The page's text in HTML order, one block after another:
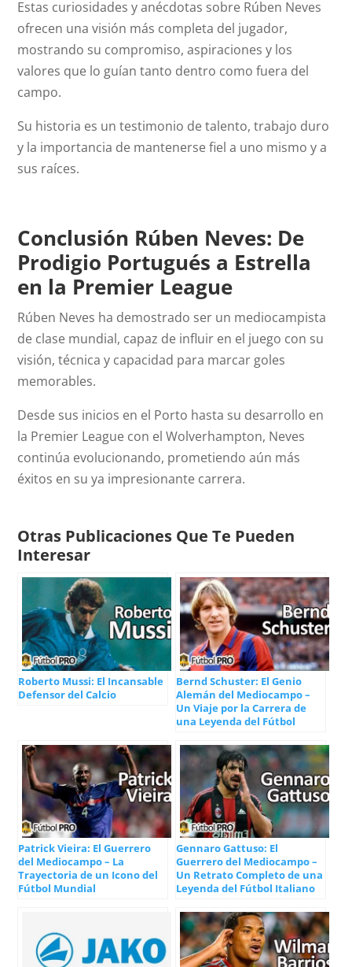
Estas curiosidades y anécdotas sobre Rúben Neves
ofrecen una visión más completa del jugador,
mostrando su compromiso, aspiraciones y los
valores que lo guían tanto dentro como fuera del
campo.
Su historia es un testimonio de talento, trabajo duro
y la importancia de mantenerse fiel a uno mismo y a
sus raíces.
Conclusión Rúben Neves: De
Prodigio Portugués a Estrella
en la Premier League
Rúben Neves ha demostrado ser un mediocampista
de clase mundial, capaz de influir en el juego con su
visión, técnica y capacidad para marcar goles
memorables.
Desde sus inicios en el Porto hasta su desarrollo en
la Premier League con el Wolverhampton, Neves
continúa evolucionando, prometiendo aún más
éxitos en su ya impresionante carrera.
Otras Publicaciones Que Te Pueden
Interesar
Roberto Mussi: El Incansable
Defensor del Calcio
Bernd Schuster: El Genio
Alemán del Mediocampo –
Un Viaje por la Carrera de
una Leyenda del Fútbol
Patrick Vieira: El Guerrero
del Mediocampo – La
Trayectoria de un Icono del
Fútbol Mundial
Gennaro Gattuso: El
Guerrero del Mediocampo –
Un Retrato Completo de una
Leyenda del Fútbol Italiano